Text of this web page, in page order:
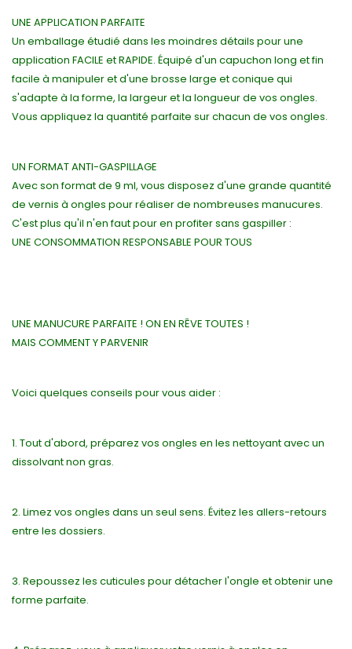
UNE APPLICATION PARFAITE
Un emballage étudié dans les moindres détails pour une
application FACILE et RAPIDE. Équipé d'un capuchon long et fin
facile à manipuler et d'une brosse large et conique qui
s'adapte à la forme, la largeur et la longueur de vos ongles.
Vous appliquez la quantité parfaite sur chacun de vos ongles.
UN FORMAT ANTI-GASPILLAGE
Avec son format de 9 ml, vous disposez d'une grande quantité
de vernis à ongles pour réaliser de nombreuses manucures.
C'est plus qu'il n'en faut pour en profiter sans gaspiller :
UNE CONSOMMATION RESPONSABLE POUR TOUS
UNE MANUCURE PARFAITE ! ON EN RÊVE TOUTES !
MAIS COMMENT Y PARVENIR
Voici quelques conseils pour vous aider :
1. Tout d'abord, préparez vos ongles en les nettoyant avec un
dissolvant non gras.
2. Limez vos ongles dans un seul sens. Évitez les allers-retours
entre les dossiers.
3. Repoussez les cuticules pour détacher l'ongle et obtenir une
forme parfaite.